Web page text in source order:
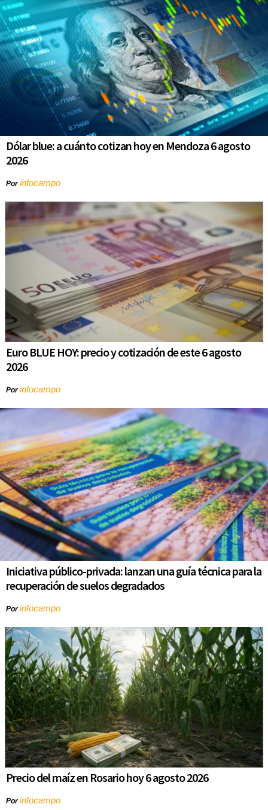
Dólar blue: a cuánto cotizan hoy en Mendoza 6 agosto
2026
Porinfocampo
Euro BLUE HOY: precio y cotización de este 6 agosto
2026
Porinfocampo
Iniciativa público-privada: lanzan una guía técnica para la
recuperación de suelos degradados
Porinfocampo
Precio del maíz en Rosario hoy 6 agosto 2026
Porinfocampo